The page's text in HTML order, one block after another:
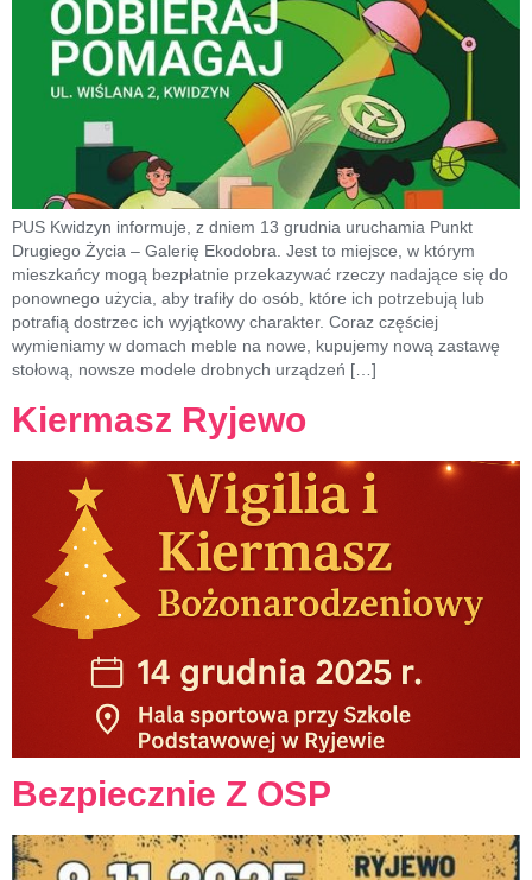
PUS Kwidzyn informuje, z dniem 13 grudnia uruchamia Punkt
Drugiego Życia – Galerię Ekodobra. Jest to miejsce, w którym
mieszkańcy mogą bezpłatnie przekazywać rzeczy nadające się do
ponownego użycia, aby trafiły do osób, które ich potrzebują lub
potrafią dostrzec ich wyjątkowy charakter. Coraz częściej
wymieniamy w domach meble na nowe, kupujemy nową zastawę
stołową, nowsze modele drobnych urządzeń […]
Kiermasz Ryjewo
Bezpiecznie Z OSP